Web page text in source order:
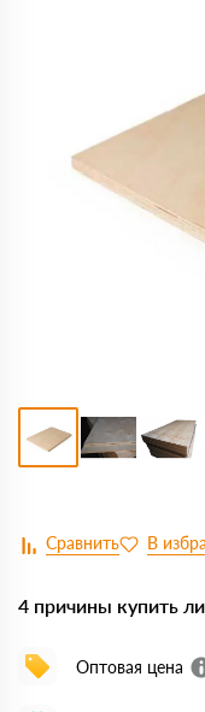
4 причины купить
Оптовая цена